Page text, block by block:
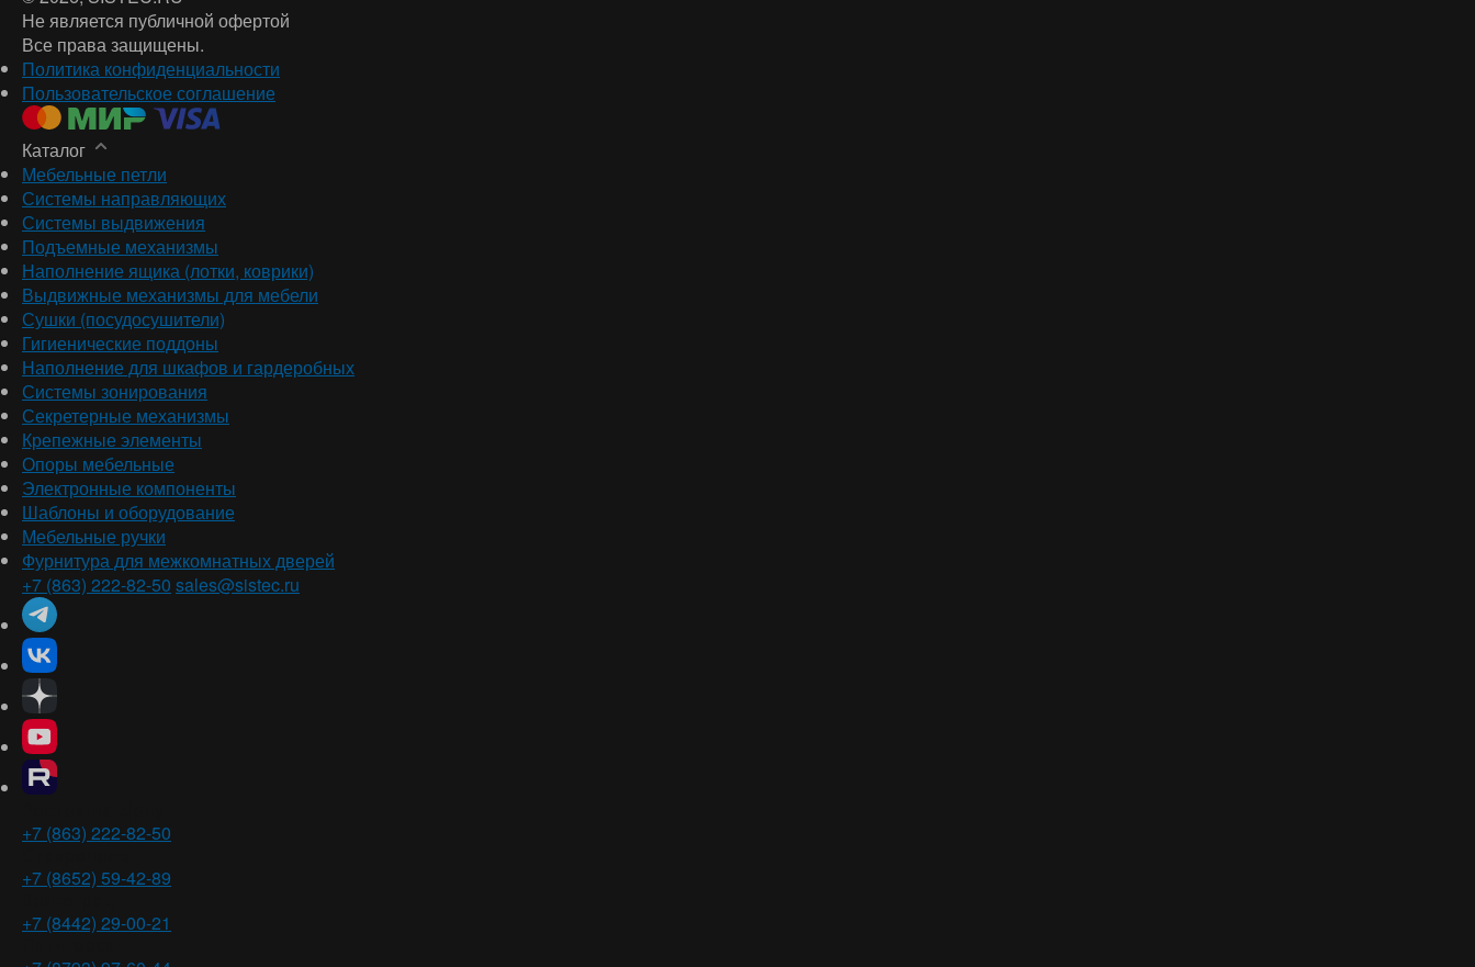
Не является публичной офертой
Все права защищены.
Политика конфиденциальности
Пользовательское соглашение
Каталог
Мебельные петли
Системы направляющих
Системы выдвижения
Подъемные механизмы
Наполнение ящика (лотки, коврики)
Выдвижные механизмы для мебели
Сушки (посудосушители)
Гигиенические поддоны
Наполнение для шкафов и гардеробных
Системы зонирования
Секретерные механизмы
Крепежные элементы
Опоры мебельные
Электронные компоненты
Шаблоны и оборудование
Мебельные ручки
Фурнитура для межкомнатных дверей
+7 (863) 222-82-50 sales@sistec.ru
+7 (863) 222-82-50
+7 (8652) 59-42-89
+7 (8442) 29-00-21